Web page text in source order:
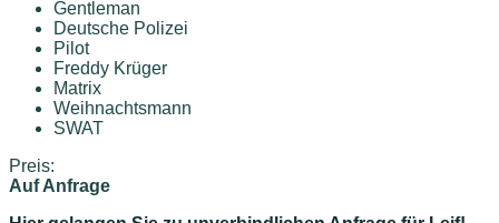
Gentleman
Deutsche Polizei
Pilot
Freddy Krüger
Matrix
Weihnachtsmann
SWAT
Preis:
Auf Anfrage